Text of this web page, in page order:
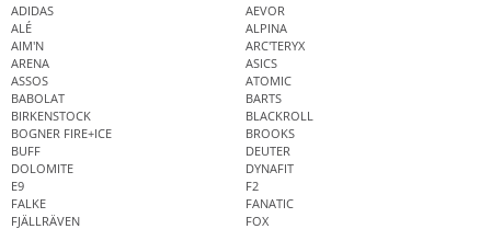
ADIDAS
AEVOR
ALÉ
ALPINA
AIM'N
ARC'TERYX
ARENA
ASICS
ASSOS
ATOMIC
BABOLAT
BARTS
BIRKENSTOCK
BLACKROLL
BOGNER FIRE+ICE
BROOKS
BUFF
DEUTER
DOLOMITE
DYNAFIT
E9
F2
FALKE
FANATIC
FJÄLLRÄVEN
FOX